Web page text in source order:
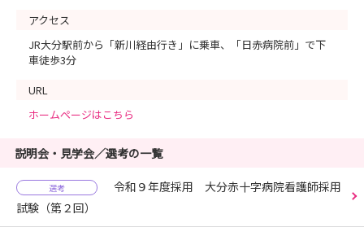
アクセス
JR大分駅前から「新川経由行き」に乗車、「日赤病院前」で下
車徒歩3分
URL
ホームページはこちら
説明会・見学会／選考の一覧
選考
令和９年度採用 大分赤十字病院看護師採用
試験（第２回）